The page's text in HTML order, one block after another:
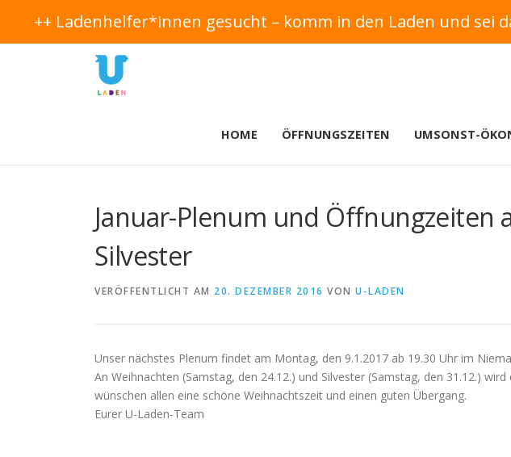
++ Ladenhelfer*innen gesucht – komm in den Laden und
HOME ÖFFNUNGSZEITEN UMSONST-
Januar-Plenum und Öffnungzeiten
Silvester
VERÖFFENTLICHT AM 20. DEZEMBER 2016 VON U-LADEN
Unser nächstes Plenum findet am Montag, den 9.1.2017 ab 19.30 Uhr im
An Weihnachten (Samstag, den 24.12.) und Silvester (Samstag, den 31.12.)
wünschen allen eine schöne Weihnachtszeit und einen guten Übergang.
Eurer U-Laden-Team